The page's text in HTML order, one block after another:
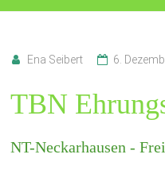
in
Ena Seibert 6.
TBN
NT-Neckarhausen -